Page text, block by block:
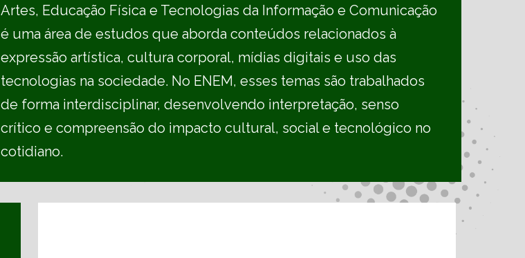
Artes, Educação Física e Tecnologias da Informação e Comunicação
é uma área de estudos que aborda conteúdos relacionados à
expressão artística, cultura corporal, mídias digitais e uso das
tecnologias na sociedade. No ENEM, esses temas são trabalhados
de forma interdisciplinar, desenvolvendo interpretação, senso
crítico e compreensão do impacto cultural, social e tecnológico no
cotidiano.